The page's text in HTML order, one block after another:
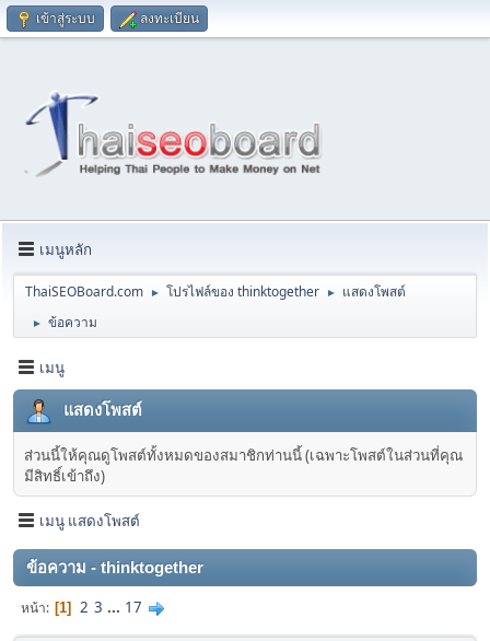
เข้าสู่ระบบ ลงทะเบียน
เมนูหลัก
ThaiSEOBoard.com ► โปรไฟล์ของ thinktogether ► แสดงโพสต์
► ข้อความ
เมนู
แสดงโพสต์
ส่วนนี้ให้คุณดูโพสต์ทั้งหมดของสมาชิกท่านนี้ (เฉพาะโพสต์ในส่วนที่คุณ
มีสิทธิ์เข้าถึง)
เมนู แสดงโพสต์
ข้อความ - thinktogether
หน้า 1 2 3 ... 17